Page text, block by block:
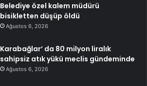
Belediye özel kalem müdürü
bisikletten düşüp öldü
Ağustos 6, 2026
Karabağlar’ da 80 milyon liralık
sahipsiz atık yükü meclis gündeminde
Ağustos 6, 2026